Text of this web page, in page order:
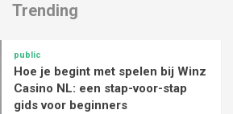
Trending
public
Hoe je begint met spelen bij Winz
Casino NL: een stap-voor-stap
gids voor beginners